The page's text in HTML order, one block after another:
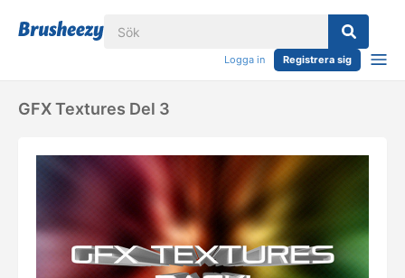
Logga in Registrera sig
GFX Textures Del 3